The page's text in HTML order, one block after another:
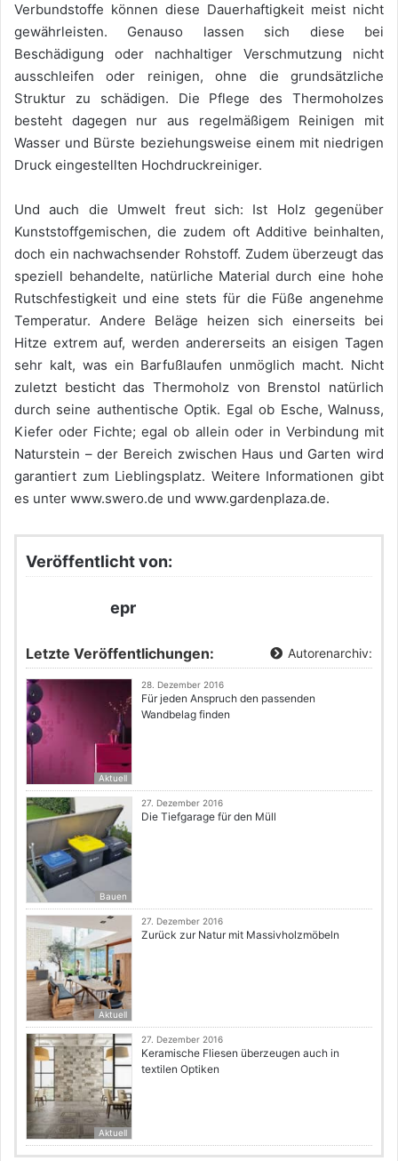
Verbundstoffe können diese Dauerhaftigkeit meist nicht
gewährleisten. Genauso lassen sich diese bei
Beschädigung oder nachhaltiger Verschmutzung nicht
ausschleifen oder reinigen, ohne die grundsätzliche
Struktur zu schädigen. Die Pflege des Thermoholzes
besteht dagegen nur aus regelmäßigem Reinigen mit
Wasser und Bürste beziehungsweise einem mit niedrigen
Druck eingestellten Hochdruckreiniger.
Und auch die Umwelt freut sich: Ist Holz gegenüber
Kunststoffgemischen, die zudem oft Additive beinhalten,
doch ein nachwachsender Rohstoff. Zudem überzeugt das
speziell behandelte, natürliche Material durch eine hohe
Rutschfestigkeit und eine stets für die Füße angenehme
Temperatur. Andere Beläge heizen sich einerseits bei
Hitze extrem auf, werden andererseits an eisigen Tagen
sehr kalt, was ein Barfußlaufen unmöglich macht. Nicht
zuletzt besticht das Thermoholz von Brenstol natürlich
durch seine authentische Optik. Egal ob Esche, Walnuss,
Kiefer oder Fichte; egal ob allein oder in Verbindung mit
Naturstein – der Bereich zwischen Haus und Garten wird
garantiert zum Lieblingsplatz. Weitere Informationen gibt
es unter www.swero.de und www.gardenplaza.de.
Veröffentlicht von:
epr
Letzte Veröffentlichungen: Autorenarchiv:
Aktuell
28. Dezember 2016
Für jeden Anspruch den passenden
Wandbelag finden
Bauen
27. Dezember 2016
Die Tiefgarage für den Müll
Aktuell
27. Dezember 2016
Zurück zur Natur mit Massivholzmöbeln
Aktuell
27. Dezember 2016
Keramische Fliesen überzeugen auch in
textilen Optiken